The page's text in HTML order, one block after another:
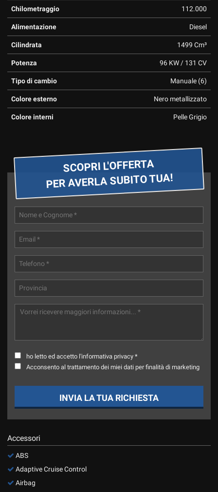
Chilometraggio 112.000
Alimentazione Diesel
Cilindrata 1499 Cm³
Potenza 96 KW / 131 CV
Tipo di cambio Manuale (6)
Colore esterno Nero metallizzato
Colore interni Pelle Grigio
SCOPRI L'OFFERTA
PER AVERLA SUBITO TUA!
ho letto ed accetto l'informativa privacy *
Acconsento al trattamento dei miei dati per finalità di marketing
INVIA LA TUA RICHIESTA
Accessori
ABS
Adaptive Cruise Control
Airbag
Cookie necessari
Cookie delle preferenze
Cookie per il miglioramento dell'esperienza utente
la
cookie
Salva
le